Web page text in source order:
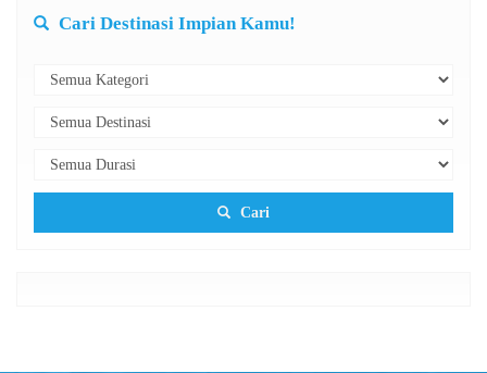
Cari Destinasi Impian Kamu!
Cari